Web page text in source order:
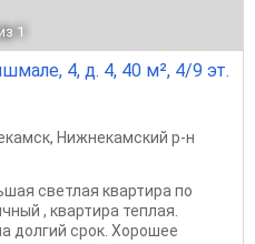
из 1
4, д. 4, 40 м², 4/9 эт.
, Нижнекамский р-н
светлая квартира по
, квартира теплая.
долгий срок. Хорошее